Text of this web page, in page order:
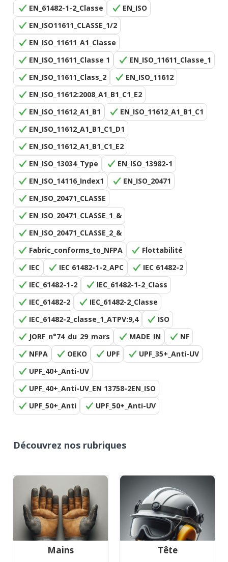
EN_61482-1-2_Classe
EN_ISO
EN_ISO11611_CLASSE_1/2
EN_ISO_11611_A1_Classe
EN_ISO_11611_Classe 1
EN_ISO_11611_Classe_1
EN_ISO_11611_Class_2
EN_ISO_11612
EN_ISO_11612:2008_A1_B1_C1_E2
EN_ISO_11612_A1_B1
EN_ISO_11612_A1_B1_C1
EN_ISO_11612_A1_B1_C1_D1
EN_ISO_11612_A1_B1_C1_E2
EN_ISO_13034_Type
EN_ISO_13982-1
EN_ISO_14116_Index1
EN_ISO_20471
EN_ISO_20471_CLASSE
EN_ISO_20471_CLASSE_1_&
EN_ISO_20471_CLASSE_2_&
Fabric_conforms_to_NFPA
Flottabilité
IEC
IEC 61482-1-2_APC
IEC 61482-2
IEC_61482-1-2
IEC_61482-1-2_Class
IEC_61482-2
IEC_61482-2_Classe
IEC_61482-2_classe_1_ATPV:9,4
ISO
JORF_n°74_du_29_mars
MADE_IN
NF
NFPA
OEKO UPF
UPF_35+_Anti-UV
UPF_40+_Anti-UV
UPF_40+_Anti-UV_EN 13758-2EN_ISO
UPF_50+_Anti
UPF_50+_Anti-UV
Découvrez nos rubriques
Mains Tête